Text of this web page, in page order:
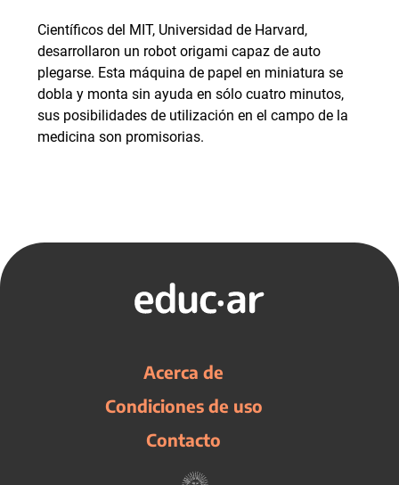
Científicos del MIT, Universidad de Harvard,
desarrollaron un robot origami capaz de auto
plegarse. Esta máquina de papel en miniatura se
dobla y monta sin ayuda en sólo cuatro minutos,
sus posibilidades de utilización en el campo de la
medicina son promisorias.
Acerca de
Condiciones de uso
Contacto